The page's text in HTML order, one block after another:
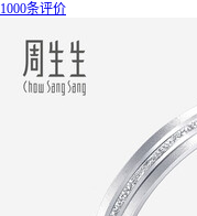
1000条评价